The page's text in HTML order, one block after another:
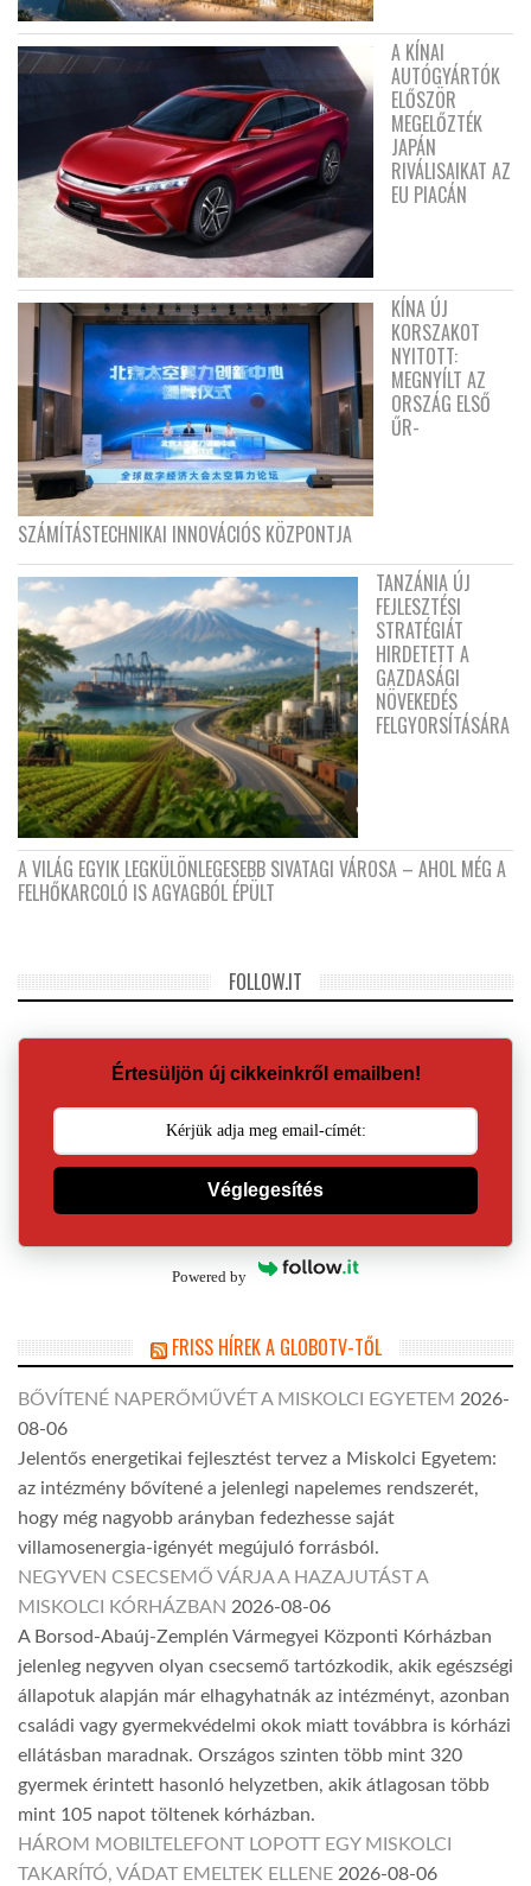
A KÍNAI
AUTÓGYÁRTÓK
ELŐSZÖR
MEGELŐZTÉK
JAPÁN
RIVÁLISAIKAT AZ
EU PIACÁN
KÍNA ÚJ
KORSZAKOT
NYITOTT:
MEGNYÍLT AZ
ORSZÁG ELSŐ
ŰR-
SZÁMÍTÁSTECHNIKAI INNOVÁCIÓS KÖZPONTJA
TANZÁNIA ÚJ
FEJLESZTÉSI
STRATÉGIÁT
HIRDETETT A
GAZDASÁGI
NÖVEKEDÉS
FELGYORSÍTÁSÁRA
A VILÁG EGYIK LEGKÜLÖNLEGESEBB SIVATAGI VÁROSA – AHOL MÉG A
FELHŐKARCOLÓ IS AGYAGBÓL ÉPÜLT
FOLLOW.IT
Értesüljön új cikkeinkről emailben!
Véglegesítés
Powered by
FRISS HÍREK A GLOBOTV-TŐL
BŐVÍTENÉ NAPERŐMŰVÉT A MISKOLCI EGYETEM 2026-
08-06
Jelentős energetikai fejlesztést tervez a Miskolci Egyetem:
az intézmény bővítené a jelenlegi napelemes rendszerét,
hogy még nagyobb arányban fedezhesse saját
villamosenergia-igényét megújuló forrásból.
NEGYVEN CSECSEMŐ VÁRJA A HAZAJUTÁST A
MISKOLCI KÓRHÁZBAN 2026-08-06
A Borsod-Abaúj-Zemplén Vármegyei Központi Kórházban
jelenleg negyven olyan csecsemő tartózkodik, akik egészségi
állapotuk alapján már elhagyhatnák az intézményt, azonban
családi vagy gyermekvédelmi okok miatt továbbra is kórházi
ellátásban maradnak. Országos szinten több mint 320
gyermek érintett hasonló helyzetben, akik átlagosan több
mint 105 napot töltenek kórházban.
HÁROM MOBILTELEFONT LOPOTT EGY MISKOLCI
TAKARÍTÓ, VÁDAT EMELTEK ELLENE 2026-08-06